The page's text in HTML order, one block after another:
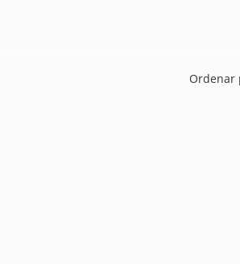
Ordenar